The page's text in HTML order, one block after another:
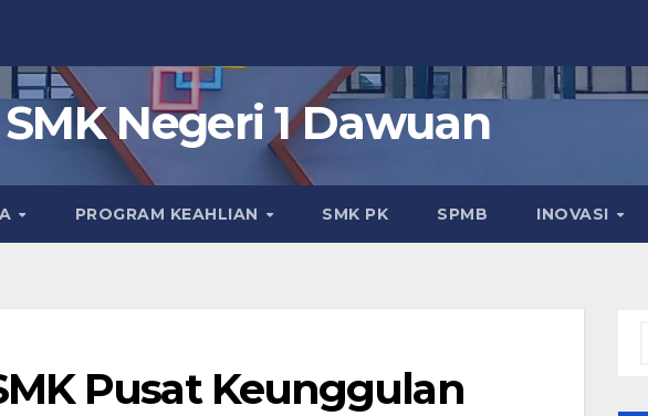
SMK Negeri 1 Dawuan
PROGRAM KEAHLIAN SMK PK SPMB INOVASI
Pusat Keunggulan